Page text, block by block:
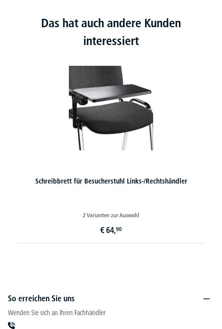
Das hat auch andere Kunden
interessiert
Schreibbrett für Besucherstuhl Links-/Rechtshändler
2 Varianten zur Auswahl
€ 64,90
So erreichen Sie uns
Wenden Sie sich an Ihren Fachhändler